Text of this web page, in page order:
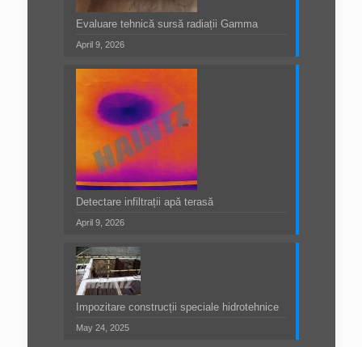
Evaluare tehnică sursă radiații Gamma
April 9, 2026
Detectare infiltrații apă terasă
April 9, 2026
Impozitare construcții speciale hidrotehnice
May 24, 2025